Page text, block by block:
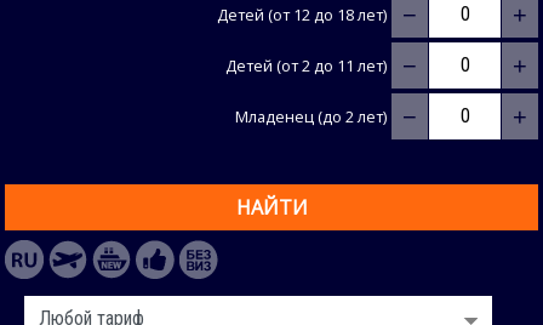
Детей (от 12 до 18 лет) − +
Детей (от 2 до 11 лет) − +
Младенец (до 2 лет) − +
НАЙТИ